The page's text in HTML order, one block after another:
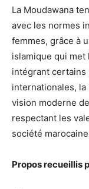
La Moudawana
avec les normes
femmes, grâce à
islamique qui met
intégrant certains
internationales,
vision moderne
respectant les
société
Propos recueillis